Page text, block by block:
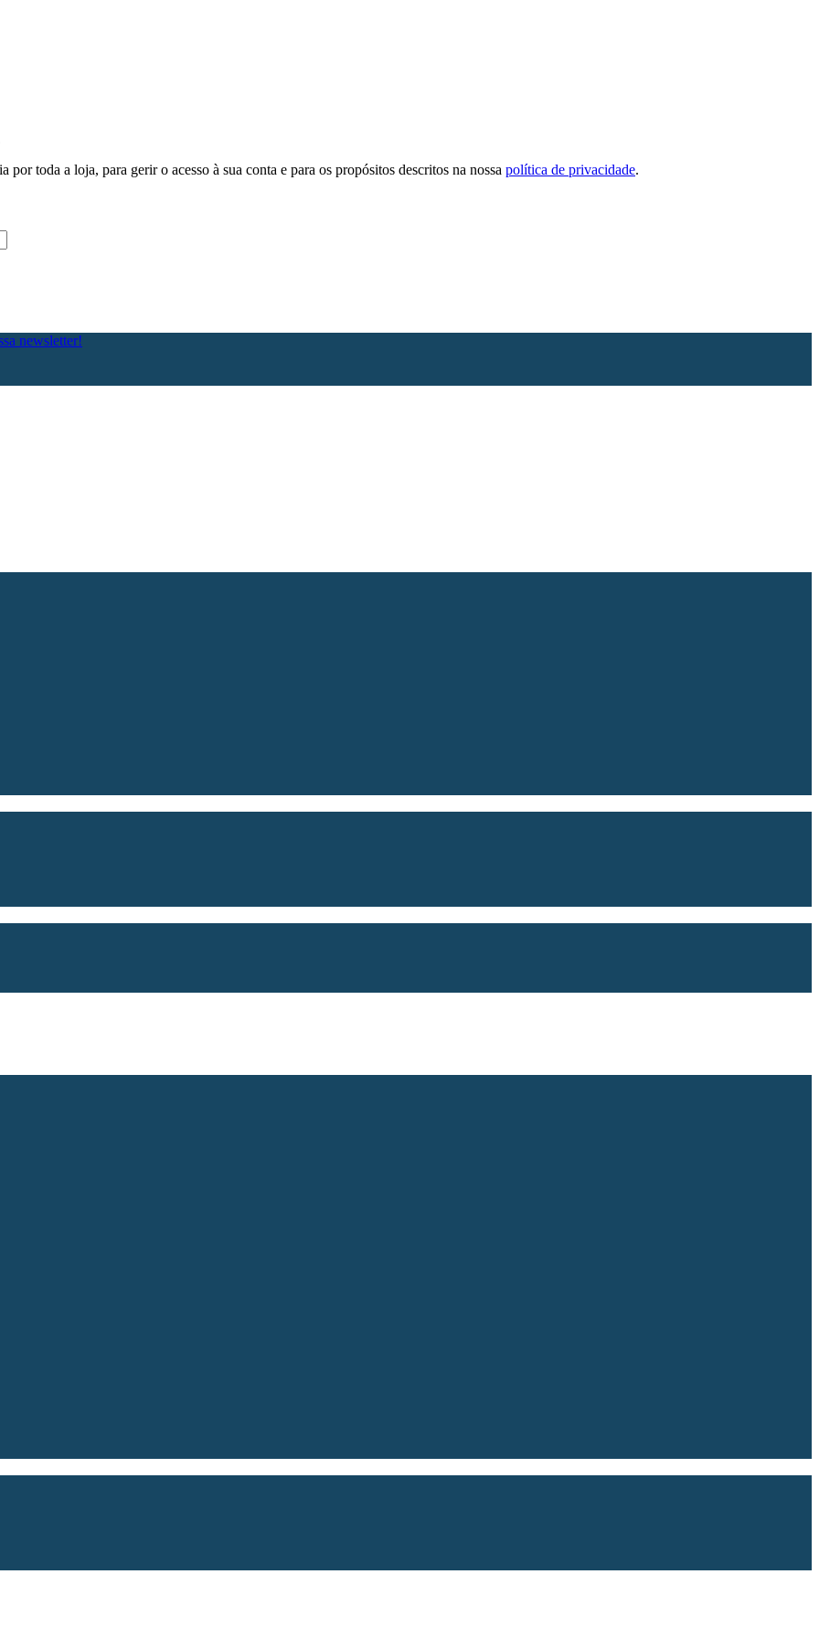
por toda a loja, para gerir o acesso à sua conta e para os propósitos descritos na nossa política de privacidade.
newsletter!